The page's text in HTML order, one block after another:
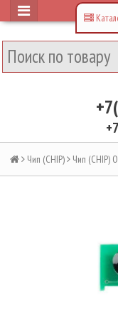
Чип (CHIP) Чип (CHIP)